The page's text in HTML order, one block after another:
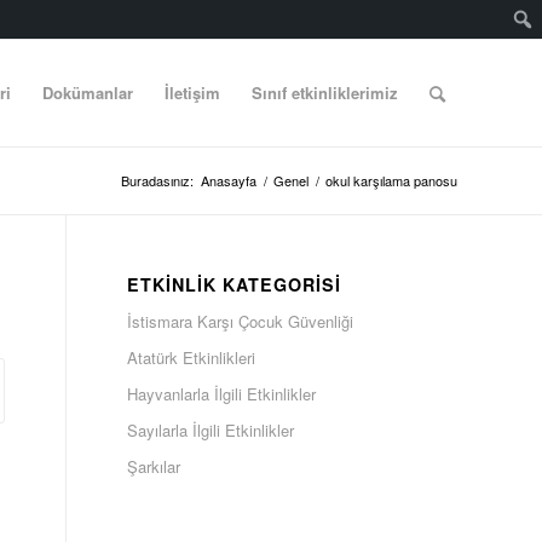
Dokümanlar İletişim Sınıf etkinliklerimiz
Buradasınız: Anasayfa / Genel / okul karşılama panosu
ETKINLIK KATEGORISI
İstismara Karşı Çocuk Güvenliği
Atatürk Etkinlikleri
Hayvanlarla İlgili Etkinlikler
Sayılarla İlgili Etkinlikler
Şarkılar